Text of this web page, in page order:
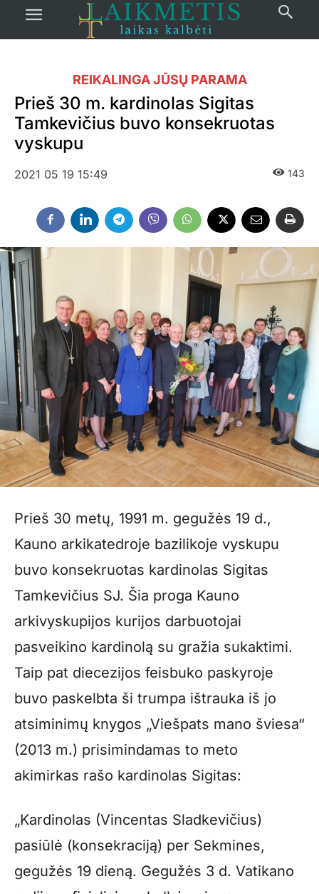
REIKALINGA JŪSŲ PARAMA
Prieš 30 m. kardinolas Sigitas
Tamkevičius buvo konsekruotas
vyskupu
2021 05 19 15:49 143
Prieš 30 metų, 1991 m. gegužės 19 d.,
Kauno arkikatedroje bazilikoje vyskupu
buvo konsekruotas kardinolas Sigitas
Tamkevičius SJ. Šia proga Kauno
arkivyskupijos kurijos darbuotojai
pasveikino kardinolą su gražia sukaktimi.
Taip pat diecezijos feisbuko paskyroje
buvo paskelbta ši trumpa ištrauka iš jo
atsiminimų knygos „Viešpats mano šviesa“
(2013 m.) prisimindamas to meto
akimirkas rašo kardinolas Sigitas:
„Kardinolas (Vincentas Sladkevičius)
pasiūlė (konsekraciją) per Sekmines,
gegužės 19 dieną. Gegužės 3 d. Vatikano